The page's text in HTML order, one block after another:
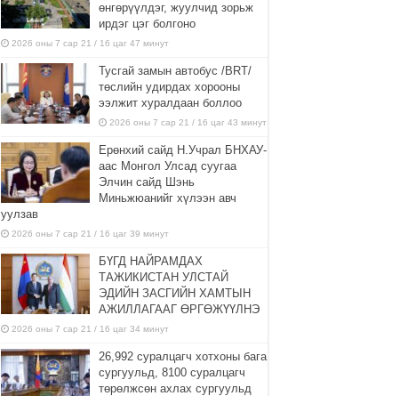
өнгөрүүлдэг, жуулчид зорьж
ирдэг цэг болгоно
2026 оны 7 сар 21 / 16 цаг 47 минут
Тусгай замын автобус /BRT/
төслийн удирдах хорооны
ээлжит хуралдаан боллоо
2026 оны 7 сар 21 / 16 цаг 43 минут
Ерөнхий сайд Н.Учрал БНХАУ-
аас Монгол Улсад суугаа
Элчин сайд Шэнь
Миньжюанийг хүлээн авч
уулзав
2026 оны 7 сар 21 / 16 цаг 39 минут
БҮГД НАЙРАМДАХ
ТАЖИКИСТАН УЛСТАЙ
ЭДИЙН ЗАСГИЙН ХАМТЫН
АЖИЛЛАГААГ ӨРГӨЖҮҮЛНЭ
2026 оны 7 сар 21 / 16 цаг 34 минут
26,992 суралцагч хотхоны бага
сургуульд, 8100 суралцагч
төрөлжсөн ахлах сургуульд